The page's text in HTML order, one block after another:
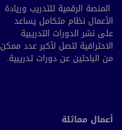
المنصة الرقمية للتدريب وريادة
الأعمال نظام متكامل يساعد
على نشر الدورات التدريبية
الاحترافية لتصل لأكبر عدد ممكن
من الباحثين عن دورات تدريبية.
أعمال مماثلة